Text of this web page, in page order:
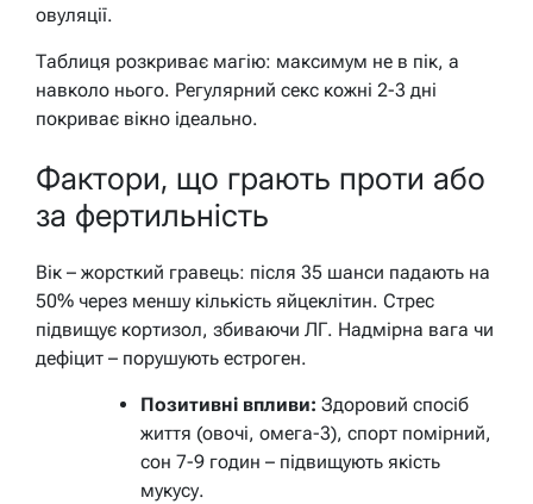
овуляції.
Таблиця розкриває магію: максимум не в пік, а
навколо нього. Регулярний секс кожні 2-3 дні
покриває вікно ідеально.
Фактори, що грають проти або
за фертильність
Вік – жорсткий гравець: після 35 шанси падають на
50% через меншу кількість яйцеклітин. Стрес
підвищує кортизол, збиваючи ЛГ. Надмірна вага чи
дефіцит – порушують естроген.
Позитивні впливи: Здоровий спосіб
життя (овочі, омега-3), спорт помірний,
сон 7-9 годин – підвищують якість
мукусу.